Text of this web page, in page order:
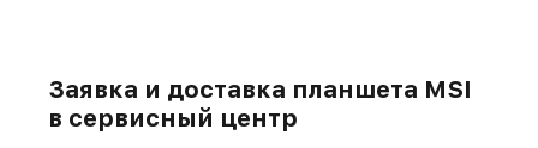
Заявка и доставка планшета MSI
в сервисный центр